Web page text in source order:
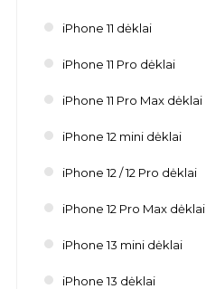
iPhone 11 dėklai
iPhone 11 Pro dėklai
iPhone 11 Pro Max dėklai
iPhone 12 mini dėklai
iPhone 12 / 12 Pro dėklai
iPhone 12 Pro Max dėklai
iPhone 13 mini dėklai
iPhone 13 dėklai